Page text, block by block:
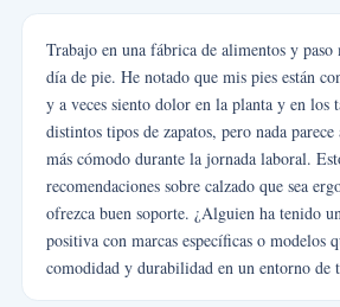
Trabajo en una fábrica de alimentos y paso
día de pie. He notado que mis pies están
y a veces siento dolor en la planta y en los
distintos tipos de zapatos, pero nada
más cómodo durante la jornada laboral.
recomendaciones sobre calzado que sea
ofrezca buen soporte. ¿Alguien ha tenido
positiva con marcas específicas o modelos
comodidad y durabilidad en un entorno de